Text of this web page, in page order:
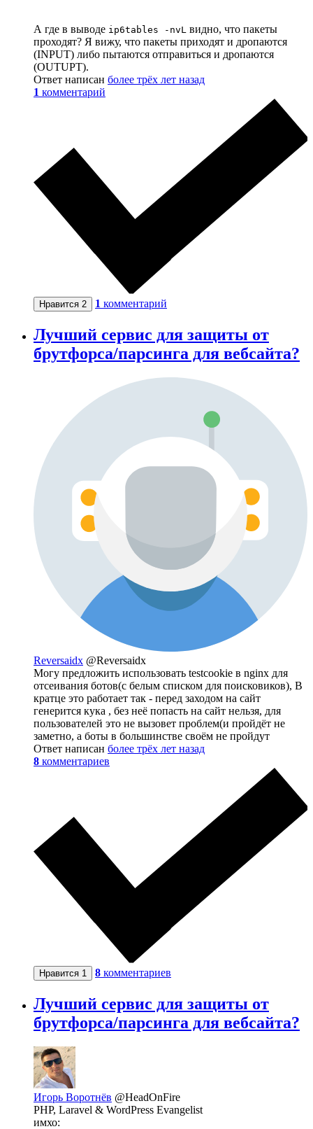
А где в выводе ip6tables -nvL видно, что пакеты
проходят? Я вижу, что пакеты приходят и дропаются
(INPUT) либо пытаются отправиться и дропаются
(OUTUPT).
Ответ написан более трёх лет назад
1 комментарий
Нравится 2 1 комментарий
Лучший сервис для защиты от
брутфорса/парсинга для вебсайта?
Reversaidx @Reversaidx
Могу предложить использовать testcookie в nginx для
отсеивания ботов(с белым списком для поисковиков), В
кратце это работает так - перед заходом на сайт
генерится кука , без неё попасть на сайт нельзя, для
пользователей это не вызовет проблем(и пройдёт не
заметно, а боты в большинстве своём не пройдут
Ответ написан более трёх лет назад
8 комментариев
Нравится 1 8 комментариев
Лучший сервис для защиты от
брутфорса/парсинга для вебсайта?
Игорь Воротнёв @HeadOnFire
PHP, Laravel & WordPress Evangelist
имхо: